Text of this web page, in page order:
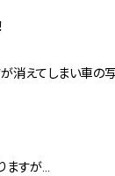
消えてしまい車の
ますが…